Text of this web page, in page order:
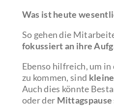
Was ist heute
So gehen die
fokussiert an ihre
Ebenso hilfreich, um in
zu kommen, sind
Auch dies könnte
oder der Mittagspause